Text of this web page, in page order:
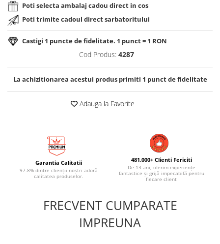
Poti selecta ambalaj cadou direct in cos
Poti trimite cadoul direct sarbatoritului
Castigi 1 puncte de fidelitate. 1 punct = 1 RON
Cod Produs: 4287
La achizitionarea acestui produs primiti 1 punct de fidelitate
Adauga la Favorite
Garantia Calitatii
97.8% dintre clienții noștri adoră
calitatea produselor.
481.000+ Clienti Fericiti
De 13 ani, oferim experiențe
fantastice și grijă impecabilă pentru
fiecare client
FRECVENT CUMPARATE
IMPREUNA